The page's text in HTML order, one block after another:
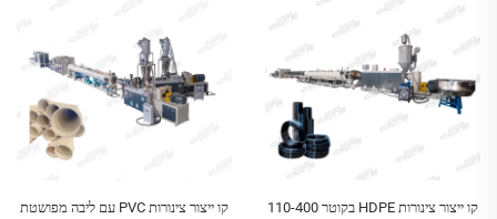
קו ייצור צינורות HDPE בקוטר 110-400
קו ייצור צינורות PVC עם ליבה מפושטת